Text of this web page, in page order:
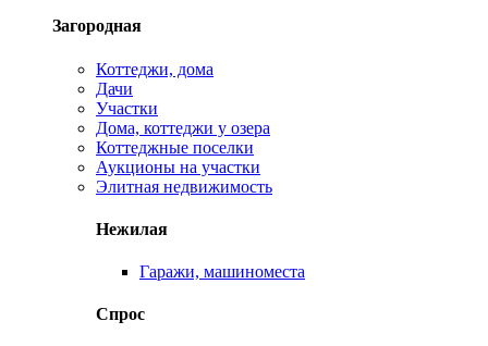
Загородная
Коттеджи, дома
Дачи
Участки
Дома, коттеджи у озера
Коттеджные поселки
Аукционы на участки
Элитная недвижимость
Нежилая
Гаражи, машиноместа
Спрос